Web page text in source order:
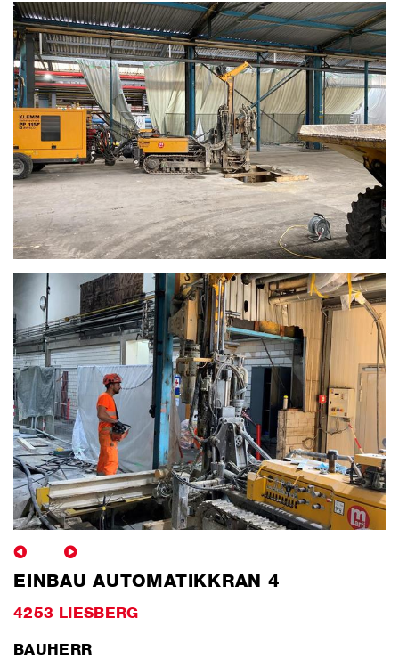
EINBAU AUTOMATIKKRAN 4
4253 LIESBERG
BAUHERR